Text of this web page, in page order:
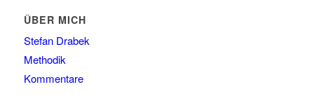
ÜBER MICH
Stefan Drabek
Methodik
Kommentare